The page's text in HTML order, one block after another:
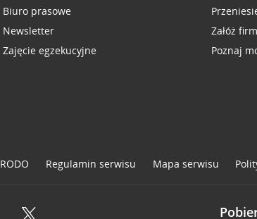
Biuro prasowe
Newsletter
Zajęcie egzekucyjne
Załóż
Poznaj
RODO Regulamin serwisu Mapa serwisu